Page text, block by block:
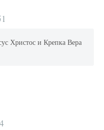
Христос и Крепка Вера